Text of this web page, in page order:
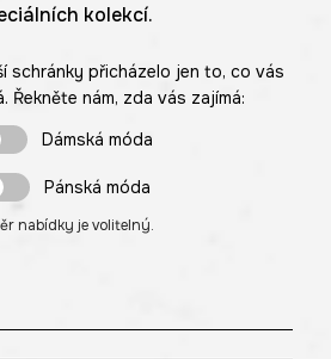
kolekcí.
schránky přicházelo jen to, co vás
Řekněte nám, zda vás zajímá:
Dámská móda
Pánská móda
nabídky je volitelný.